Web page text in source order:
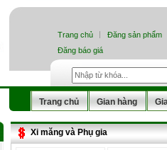
Trang chủ
Đăng sản phẩm
Đăng báo giá
Trang chủ Gian hàng
Xi măng và Phụ gia